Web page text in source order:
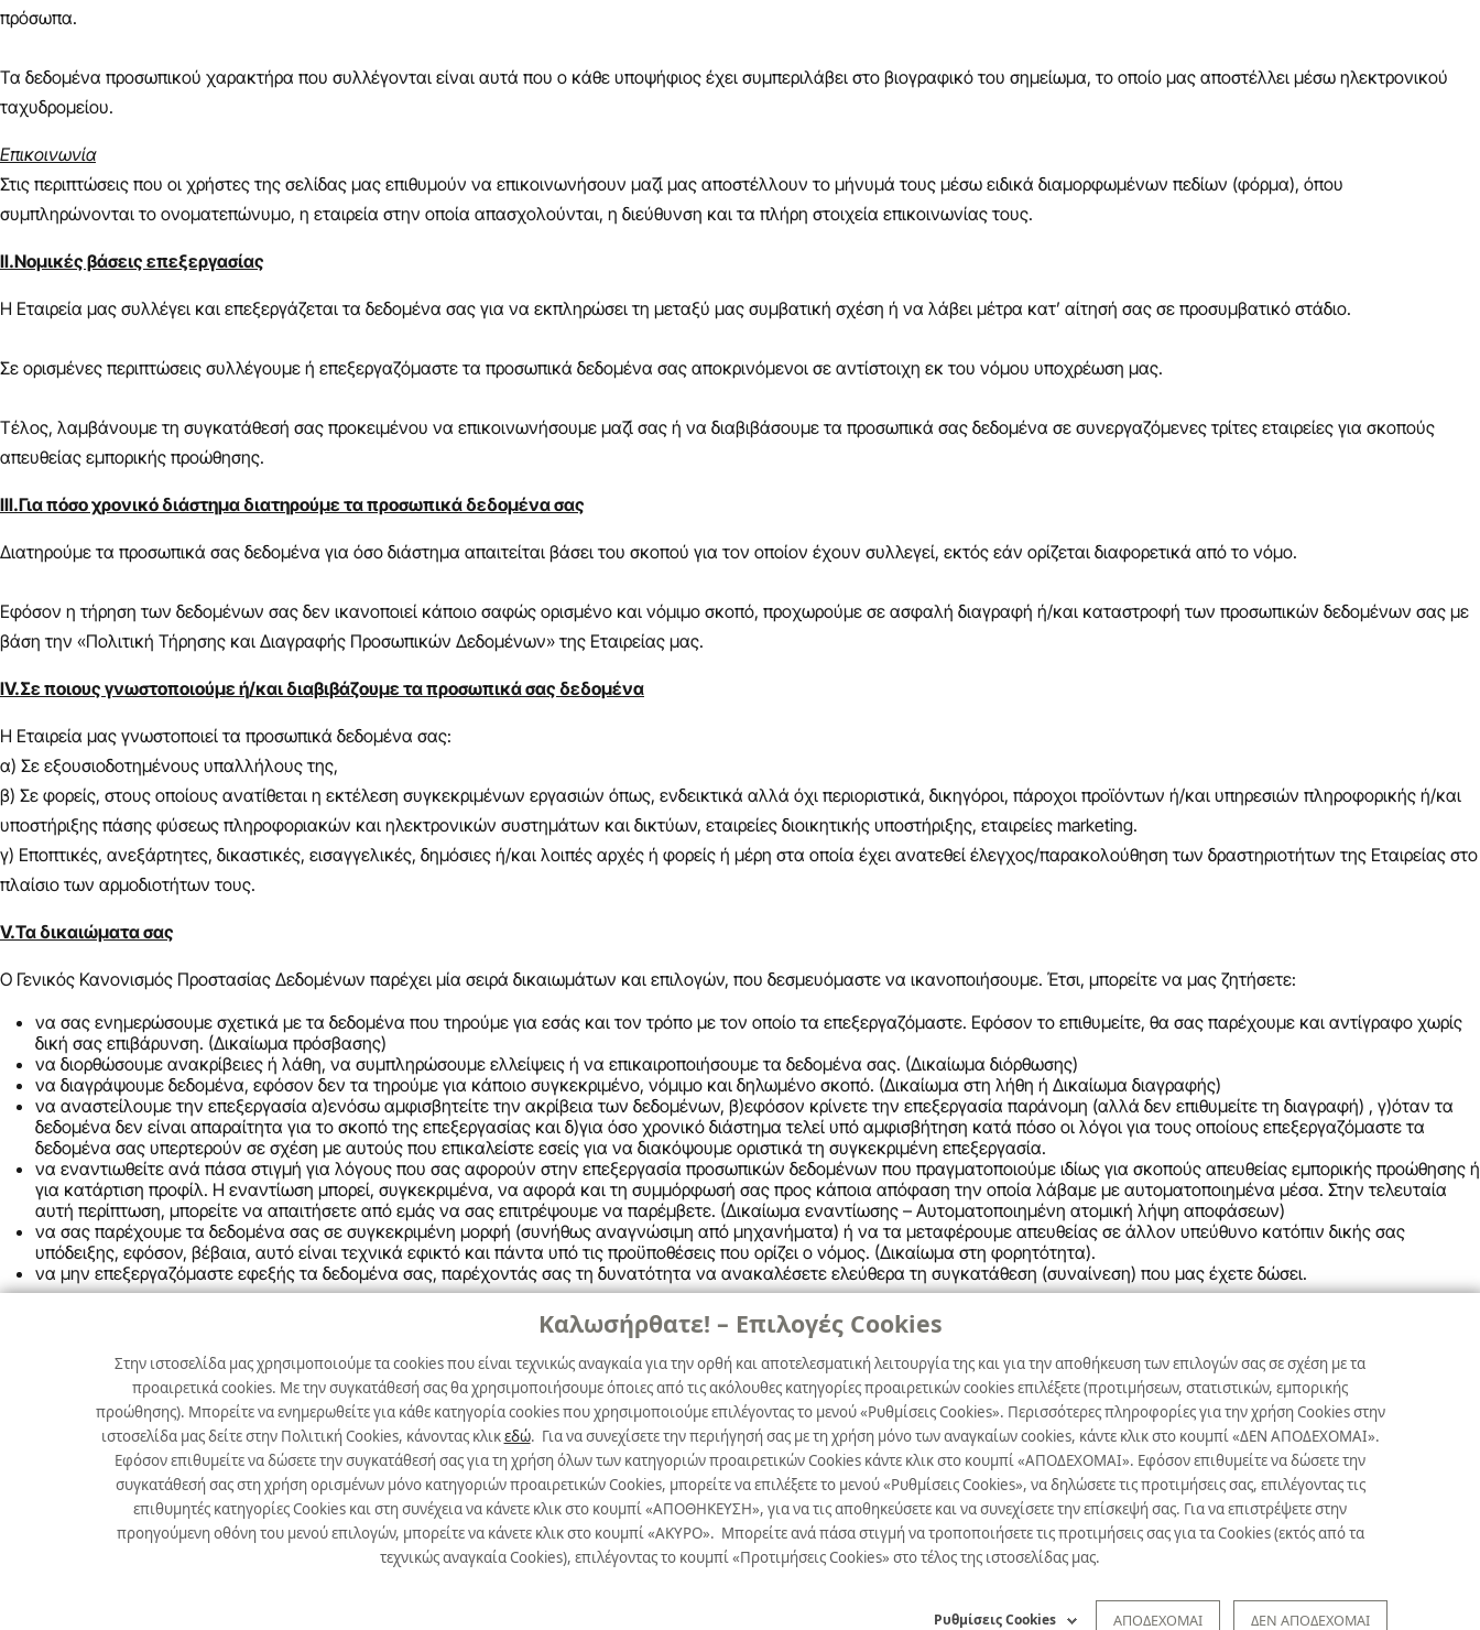
Καλωσήρθατε! – Επιλογές Cookies
Στην ιστοσελίδα μας χρησιμοποιούμε τα cookies που είναι τεχνικώς αναγκαία για την ορθή και αποτελεσματική λειτουργία της και για την αποθήκευση των επιλογών σας σε σχέση με τα
προαιρετικά cookies. Με την συγκατάθεσή σας θα χρησιμοποιήσουμε όποιες από τις ακόλουθες κατηγορίες προαιρετικών cookies επιλέξετε (προτιμήσεων, στατιστικών, εμπορικής
προώθησης). Μπορείτε να ενημερωθείτε για κάθε κατηγορία cookies που χρησιμοποιούμε επιλέγοντας το μενού «Ρυθμίσεις Cookies». Περισσότερες πληροφορίες για την χρήση Cookies στην
ιστοσελίδα μας δείτε στην Πολιτική Cookies, κάνοντας κλικεδώ. Για να συνεχίσετε την περιήγησή σας με τη χρήση μόνο των αναγκαίων cookies, κάντε κλικ στο κουμπί «ΔΕΝ ΑΠΟΔΕΧΟΜΑΙ».
Εφόσον επιθυμείτε να δώσετε την συγκατάθεσή σας για τη χρήση όλων των κατηγοριών προαιρετικών Cookies κάντε κλικ στο κουμπί «ΑΠΟΔΕΧΟΜΑΙ». Εφόσον επιθυμείτε να δώσετε την
συγκατάθεσή σας στη χρήση ορισμένων μόνο κατηγοριών προαιρετικών Cookies, μπορείτε να επιλέξετε το μενού «Ρυθμίσεις Cookies», να δηλώσετε τις προτιμήσεις σας, επιλέγοντας τις
επιθυμητές κατηγορίες Cookies και στη συνέχεια να κάνετε κλικ στο κουμπί «ΑΠΟΘΗΚΕΥΣΗ», για να τις αποθηκεύσετε και να συνεχίσετε την επίσκεψή σας. Για να επιστρέψετε στην
προηγούμενη οθόνη του μενού επιλογών, μπορείτε να κάνετε κλικ στο κουμπί «ΑΚΥΡΟ». Μπορείτε ανά πάσα στιγμή να τροποποιήσετε τις προτιμήσεις σας για τα Cookies (εκτός από τα
τεχνικώς αναγκαία Cookies), επιλέγοντας το κουμπί «Προτιμήσεις Cookies» στο τέλος της ιστοσελίδας μας.
ΔΕΝ ΑΠΟΔΕΧΟΜΑΙ
ΑΠΟΔΕΧΟΜΑΙ
Ρυθμίσεις Cookies
πρόσωπα.
Τα δεδομένα προσωπικού χαρακτήρα που συλλέγονται είναι αυτά που ο κάθε υποψήφιος έχει συμπεριλάβει στο βιογραφικό του σημείωμα, το οποίο μας αποστέλλει μέσω ηλεκτρονικού
ταχυδρομείου.
Επικοινωνία
Στις περιπτώσεις που οι χρήστες της σελίδας μας επιθυμούν να επικοινωνήσουν μαζί μας αποστέλλουν το μήνυμά τους μέσω ειδικά διαμορφωμένων πεδίων (φόρμα), όπου
συμπληρώνονται το ονοματεπώνυμο, η εταιρεία στην οποία απασχολούνται, η διεύθυνση και τα πλήρη στοιχεία επικοινωνίας τους.
ΙΙ.Νομικές βάσεις επεξεργασίας
Η Εταιρεία μας συλλέγει και επεξεργάζεται τα δεδομένα σας για να εκπληρώσει τη μεταξύ μας συμβατική σχέση ή να λάβει μέτρα κατ’ αίτησή σας σε προσυμβατικό στάδιο.
Σε ορισμένες περιπτώσεις συλλέγουμε ή επεξεργαζόμαστε τα προσωπικά δεδομένα σας αποκρινόμενοι σε αντίστοιχη εκ του νόμου υποχρέωση μας.
Τέλος, λαμβάνουμε τη συγκατάθεσή σας προκειμένου να επικοινωνήσουμε μαζί σας ή να διαβιβάσουμε τα προσωπικά σας δεδομένα σε συνεργαζόμενες τρίτες εταιρείες για σκοπούς
απευθείας εμπορικής προώθησης.
III.Για πόσο χρονικό διάστημα διατηρούμε τα προσωπικά δεδομένα σας
Διατηρούμε τα προσωπικά σας δεδομένα για όσο διάστημα απαιτείται βάσει του σκοπού για τον οποίον έχουν συλλεγεί, εκτός εάν ορίζεται διαφορετικά από το νόμο.
Εφόσον η τήρηση των δεδομένων σας δεν ικανοποιεί κάποιο σαφώς ορισμένο και νόμιμο σκοπό, προχωρούμε σε ασφαλή διαγραφή ή/και καταστροφή των προσωπικών δεδομένων σας με
βάση την «Πολιτική Τήρησης και Διαγραφής Προσωπικών Δεδομένων» της Εταιρείας μας.
ΙV.Σε ποιους γνωστοποιούμε ή/και διαβιβάζουμε τα προσωπικά σας δεδομένα
Η Εταιρεία μας γνωστοποιεί τα προσωπικά δεδομένα σας:
α) Σε εξουσιοδοτημένους υπαλλήλους της,
β) Σε φορείς, στους οποίους ανατίθεται η εκτέλεση συγκεκριμένων εργασιών όπως, ενδεικτικά αλλά όχι περιοριστικά, δικηγόροι, πάροχοι προϊόντων ή/και υπηρεσιών πληροφορικής ή/και
υποστήριξης πάσης φύσεως πληροφοριακών και ηλεκτρονικών συστημάτων και δικτύων, εταιρείες διοικητικής υποστήριξης, εταιρείες marketing.
γ) Εποπτικές, ανεξάρτητες, δικαστικές, εισαγγελικές, δημόσιες ή/και λοιπές αρχές ή φορείς ή μέρη στα οποία έχει ανατεθεί έλεγχος/παρακολούθηση των δραστηριοτήτων της Εταιρείας στο
πλαίσιο των αρμοδιοτήτων τους.
V.Τα δικαιώματα σας
Ο Γενικός Κανονισμός Προστασίας Δεδομένων παρέχει μία σειρά δικαιωμάτων και επιλογών, που δεσμευόμαστε να ικανοποιήσουμε. Έτσι, μπορείτε να μας ζητήσετε:
να σας ενημερώσουμε σχετικά με τα δεδομένα που τηρούμε για εσάς και τον τρόπο με τον οποίο τα επεξεργαζόμαστε. Εφόσον το επιθυμείτε, θα σας παρέχουμε και αντίγραφο χωρίς
δική σας επιβάρυνση. (Δικαίωμα πρόσβασης)
να διορθώσουμε ανακρίβειες ή λάθη, να συμπληρώσουμε ελλείψεις ή να επικαιροποιήσουμε τα δεδομένα σας. (Δικαίωμα διόρθωσης)
να διαγράψουμε δεδομένα, εφόσον δεν τα τηρούμε για κάποιο συγκεκριμένο, νόμιμο και δηλωμένο σκοπό. (Δικαίωμα στη λήθη ή Δικαίωμα διαγραφής)
να αναστείλουμε την επεξεργασία α)ενόσω αμφισβητείτε την ακρίβεια των δεδομένων, β)εφόσον κρίνετε την επεξεργασία παράνομη (αλλά δεν επιθυμείτε τη διαγραφή) , γ)όταν τα
δεδομένα δεν είναι απαραίτητα για το σκοπό της επεξεργασίας και δ)για όσο χρονικό διάστημα τελεί υπό αμφισβήτηση κατά πόσο οι λόγοι για τους οποίους επεξεργαζόμαστε τα
δεδομένα σας υπερτερούν σε σχέση με αυτούς που επικαλείστε εσείς για να διακόψουμε οριστικά τη συγκεκριμένη επεξεργασία.
να εναντιωθείτε ανά πάσα στιγμή για λόγους που σας αφορούν στην επεξεργασία προσωπικών δεδομένων που πραγματοποιούμε ιδίως για σκοπούς απευθείας εμπορικής προώθησης ή
για κατάρτιση προφίλ. Η εναντίωση μπορεί, συγκεκριμένα, να αφορά και τη συμμόρφωσή σας προς κάποια απόφαση την οποία λάβαμε με αυτοματοποιημένα μέσα. Στην τελευταία
αυτή περίπτωση, μπορείτε να απαιτήσετε από εμάς να σας επιτρέψουμε να παρέμβετε. (Δικαίωμα εναντίωσης – Αυτοματοποιημένη ατομική λήψη αποφάσεων)
να σας παρέχουμε τα δεδομένα σας σε συγκεκριμένη μορφή (συνήθως αναγνώσιμη από μηχανήματα) ή να τα μεταφέρουμε απευθείας σε άλλον υπεύθυνο κατόπιν δικής σας
υπόδειξης, εφόσον, βέβαια, αυτό είναι τεχνικά εφικτό και πάντα υπό τις προϋποθέσεις που ορίζει ο νόμος. (Δικαίωμα στη φορητότητα).
να μην επεξεργαζόμαστε εφεξής τα δεδομένα σας, παρέχοντάς σας τη δυνατότητα να ανακαλέσετε ελεύθερα τη συγκατάθεση (συναίνεση) που μας έχετε δώσει.
sos@delos.gr
Η Εταιρεία μας θα ικανοποιεί όλα τα αιτήματά σας εντός ενός(1) μήνα. Σε εξαιρετικά σπάνιες περιπτώσεις, που η ικανοποίηση των δικαιωμάτων σας είναι σχεδόν αδύνατη για εμάς, θα σας
ενημερώνουμε άμεσα εξηγώντας σας τους λόγους της σχετικής μας αδυναμίας.
Σε περίπτωση που θεωρείτε ότι παραβιάζεται το ισχύον Νομοθετικό Πλαίσιο για την προστασία των Προσωπικών σας Δεδομένων, διατηρείτε το δικαίωμα υποβολής καταγγελίας στην Αρχή
Προστασίας Δεδομένων Προσωπικού Χαρακτήρα (www.dpa.gr).
VI. Στοιχεία Επικοινωνίας
Παραμένουμε στη διάθεσή σας για απορίες και διευκρινίσεις. Επικοινωνήστε μαζί μας.